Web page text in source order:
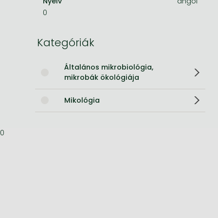
Bleach manga
0
Kategóriák
Általános mikrobiológia,
mikrobák ökológiája
Mikológia
0